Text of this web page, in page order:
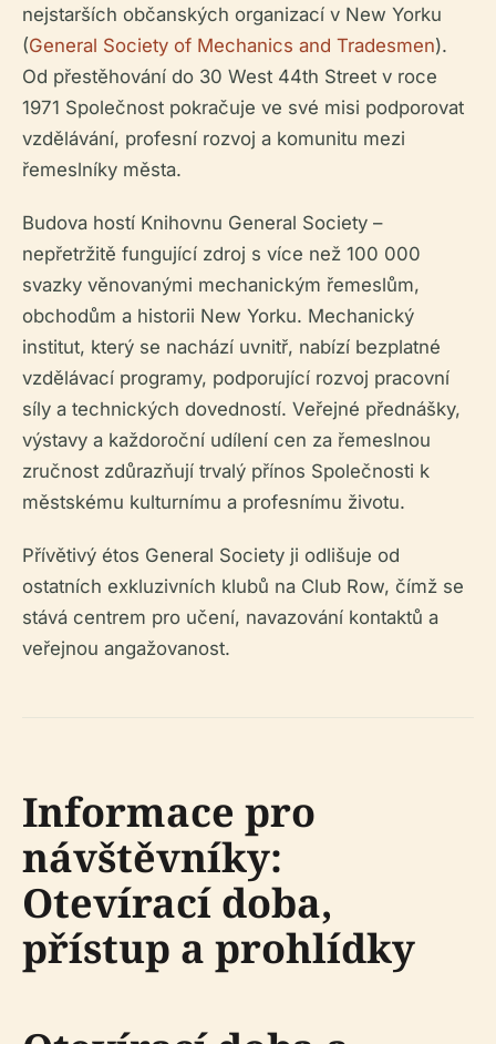
nejstarších občanských organizací v New Yorku
(General Society of Mechanics and Tradesmen).
Od přestěhování do 30 West 44th Street v roce
1971 Společnost pokračuje ve své misi podporovat
vzdělávání, profesní rozvoj a komunitu mezi
řemeslníky města.
Budova hostí Knihovnu General Society –
nepřetržitě fungující zdroj s více než 100 000
svazky věnovanými mechanickým řemeslům,
obchodům a historii New Yorku. Mechanický
institut, který se nachází uvnitř, nabízí bezplatné
vzdělávací programy, podporující rozvoj pracovní
síly a technických dovedností. Veřejné přednášky,
výstavy a každoroční udílení cen za řemeslnou
zručnost zdůrazňují trvalý přínos Společnosti k
městskému kulturnímu a profesnímu životu.
Přívětivý étos General Society ji odlišuje od
ostatních exkluzivních klubů na Club Row, čímž se
stává centrem pro učení, navazování kontaktů a
veřejnou angažovanost.
Informace pro
návštěvníky:
Otevírací doba,
přístup a prohlídky